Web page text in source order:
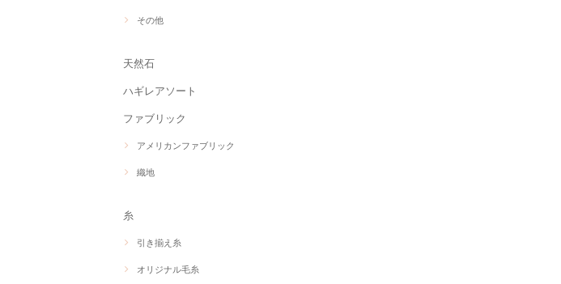
その他
天然石
ハギレアソート
ファブリック
アメリカンファブリック
織地
糸
引き揃え糸
オリジナル毛糸